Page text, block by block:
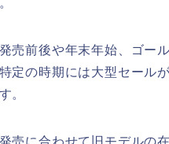
売前後や年末年始、ゴー
定の時期には大型セール
。